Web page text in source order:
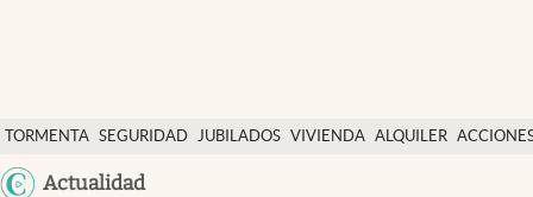
TORMENTA SEGURIDAD JUBILADOS VIVIENDA ALQUILER
Actualidad
Economía y finanzas
Política